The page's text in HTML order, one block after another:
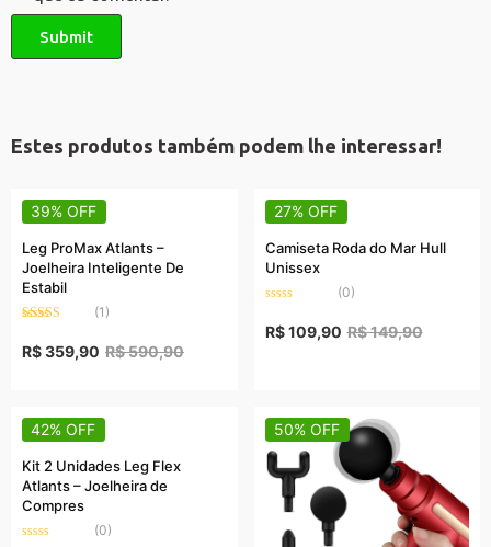
Estes produtos também podem lhe interessar!
39% OFF
Leg ProMax Atlants –
Joelheira Inteligente De
Estabil
out of 5
(1)
R$590,90
R$359,90
27% OFF
Camiseta Roda do Mar Hull
Unissex
0
out
(0)
R$149,90
R$109,90
42% OFF
Kit 2 Unidades Leg Flex
Atlants – Joelheira de
Compres
(0)
50% OFF